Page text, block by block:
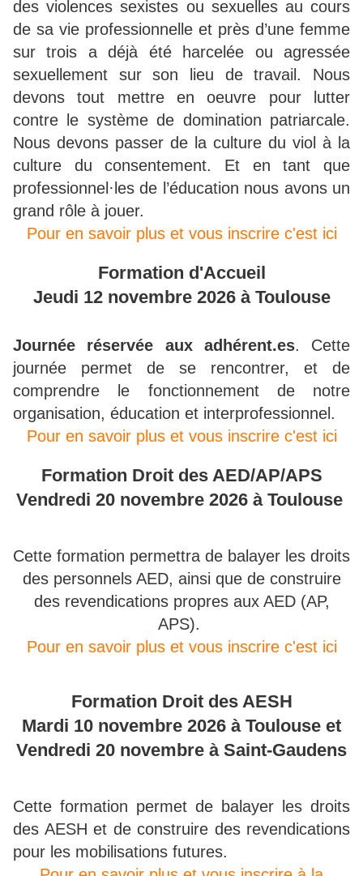
des violences sexistes ou sexuelles au cours
de sa vie professionnelle et près d’une femme
sur trois a déjà été harcelée ou agressée
sexuellement sur son lieu de travail. Nous
devons tout mettre en oeuvre pour lutter
contre le système de domination patriarcale.
Nous devons passer de la culture du viol à la
culture du consentement. Et en tant que
professionnel·les de l’éducation nous avons un
grand rôle à jouer.
Pour en savoir plus et vous inscrire c'est ici
Formation d'Accueil
Jeudi 12 novembre 2026 à Toulouse
Journée réservée aux adhérent.es. Cette
journée permet de se rencontrer, et de
comprendre le fonctionnement de notre
organisation, éducation et interprofessionnel.
Pour en savoir plus et vous inscrire c'est ici
Formation Droit des AED/AP/APS
Vendredi 20 novembre 2026 à Toulouse
Cette formation permettra de balayer les droits
des personnels AED, ainsi que de construire
des revendications propres aux AED (AP,
APS).
Pour en savoir plus et vous inscrire c'est ici
Formation Droit des AESH
Mardi 10 novembre 2026 à Toulouse et
Vendredi 20 novembre à Saint-Gaudens
Cette formation permet de balayer les droits
des AESH et de construire des revendications
pour les mobilisations futures.